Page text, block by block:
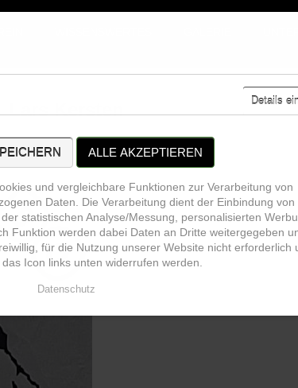
Lars Kersten Details
ALLE AKZEPTIEREN
und vergleichbare Funktionen zur Verarbeitung von
Daten. Die Verarbeitung dient der Einbindung von
statistischen Analyse/Messung, personalisierten
Funktion werden dabei Daten an Dritte weitergegeben
für die Nutzung unserer Website nicht erforderlich
Icon links unten widerrufen werden.
Datenschutz